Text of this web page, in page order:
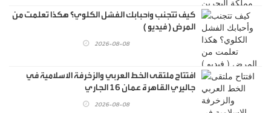
كيف تتجنب وأحبابك الفشل الكلوي؟ هكذا تعلمت من
المرض ( فيديو )
2026-08-08
افتتاح ملتقى الخط العربي والزخرفة الاسلامية في
جاليري القاهرة عمان 16 الجاري
2026-08-08